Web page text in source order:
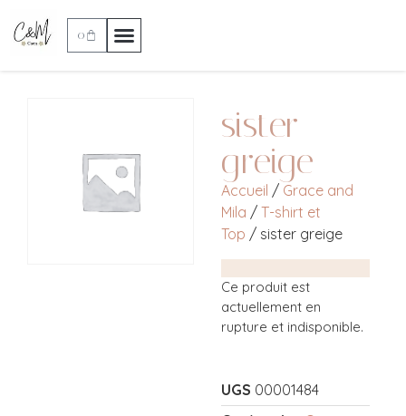
0
sister
greige
Accueil / Grace and
Mila / T-shirt et
Top / sister greige
Ce produit est
actuellement en
rupture et indisponible.
UGS 00001484